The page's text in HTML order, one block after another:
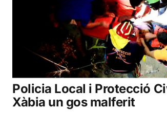
Policia Local i Protecció
Xàbia un gos malferit